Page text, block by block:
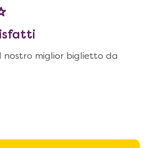
nostro miglior biglietto da